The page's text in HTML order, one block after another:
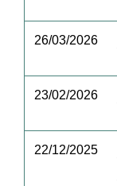
26/03/2026
23/02/2026
22/12/2025